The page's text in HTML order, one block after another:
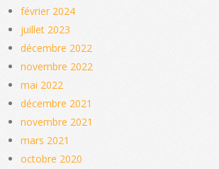
février 2024
juillet 2023
décembre 2022
novembre 2022
mai 2022
décembre 2021
novembre 2021
mars 2021
octobre 2020